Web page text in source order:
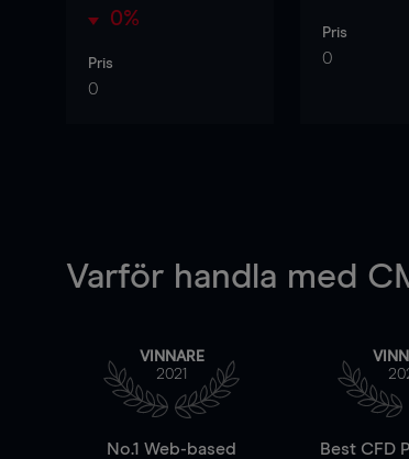
0%
Pris
0
Pris
0
Varför handla med
VINNARE
2021
No.1 Web-based
Best CFD